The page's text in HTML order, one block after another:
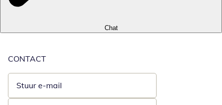
Chat
CONTACT
Stuur e-mail
Opent e-mailclient